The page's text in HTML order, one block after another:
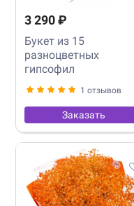
3 290 ₽
Букет из 15
разноцветных
гипсофил
1 отзывов
Заказать